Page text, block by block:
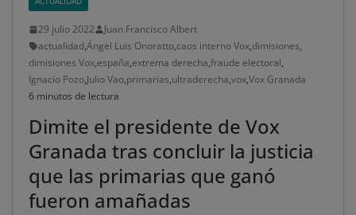
29 julio 2022
Juan Francisco Albert
actualidad,Ángel Luis Onoratto,caos interno Vox,dimisiones,
dimisiones Vox,españa,extrema derecha,fraude electoral,
Ignacio Pozo,Julio Vao,primarias,ultraderecha,vox,Vox Granada
6 minutos de lectura
Dimite el presidente de Vox
Granada tras concluir la justicia
que las primarias que ganó
fueron amañadas